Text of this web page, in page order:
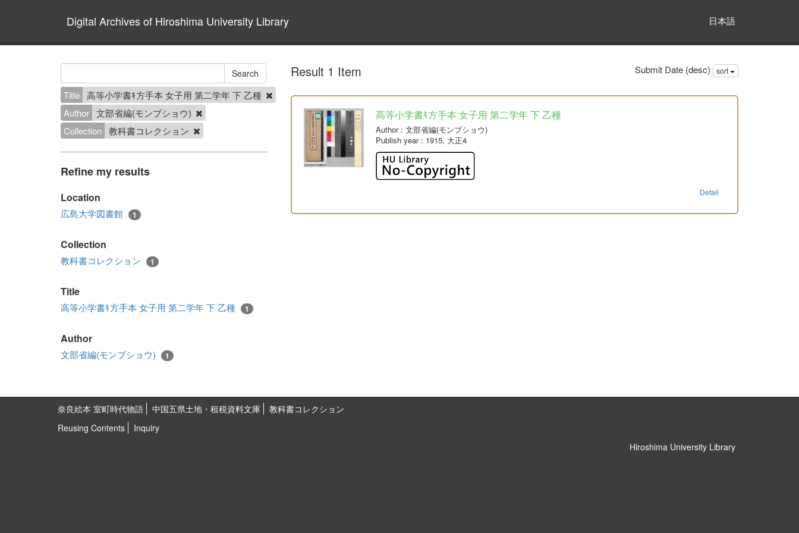
Digital Archives of Hiroshima University Library 日本語
Title 高等小学書ｷ方手本 女子用 第二学年 下 乙種
Author 文部省編(モンブショウ)
Collection 教科書コレクション
Refine my results
Location
広島大学図書館 1
Collection
教科書コレクション 1
Title
高等小学書ｷ方手本 女子用 第二学年 下 乙種 1
Author
文部省編(モンブショウ) 1
Result 1 Item Submit Date (desc) sort
高等小学書ｷ方手本 女子用 第二学年 下 乙種
Author: 文部省編(モンブショウ)
Publish year: 1915, 大正4
Detail
奈良絵本 室町時代物語 中国五県土地・租税資料文庫
教科書コレクション
Reusing Contents
Inquiry
Hiroshima University Library